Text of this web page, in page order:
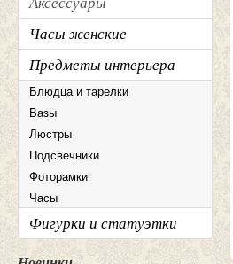
Часы женские
Предметы интерьера
Блюдца и тарелки
Вазы
Люстры
Подсвечники
Фоторамки
Часы
Фигурки и статуэтки